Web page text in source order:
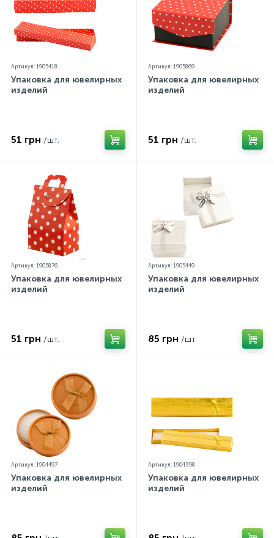
Артикул: 1905418
Упаковка для ювелирных
изделий
51 грн /шт.
Артикул: 1905869
Упаковка для ювелирных
изделий
51 грн /шт.
Артикул: 1905876
Упаковка для ювелирных
изделий
51 грн /шт.
Артикул: 1905449
Упаковка для ювелирных
изделий
85 грн /шт.
Артикул: 1904497
Упаковка для ювелирных
изделий
Артикул: 1904398
Упаковка для ювелирных
изделий